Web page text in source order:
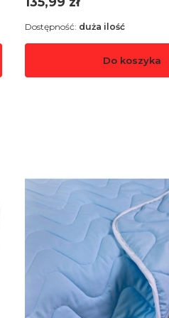
Do koszyka
Dostępność: duża ilość